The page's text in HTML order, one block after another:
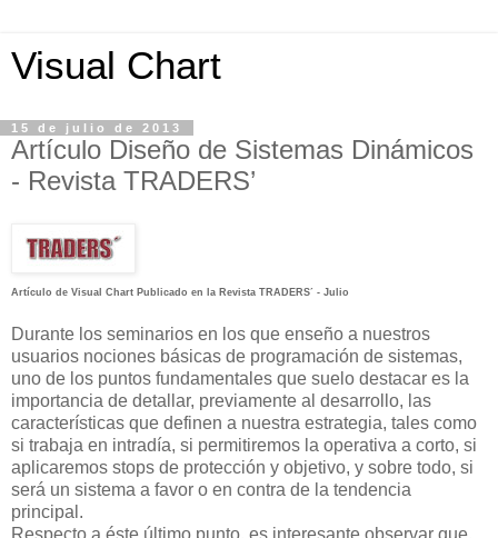
Visual Chart
15 de julio de 2013
Artículo Diseño de Sistemas Dinámicos
- Revista TRADERS’
Artículo de Visual Chart Publicado en la Revista TRADERS´ - Julio
Durante los seminarios en los que enseño a nuestros
usuarios nociones básicas de programación de sistemas,
uno de los puntos fundamentales que suelo destacar es la
importancia de detallar, previamente al desarrollo, las
características que definen a nuestra estrategia, tales como
si trabaja en intradía, si permitiremos la operativa a corto, si
aplicaremos stops de protección y objetivo, y sobre todo, si
será un sistema a favor o en contra de la tendencia
principal.
Respecto a éste último punto, es interesante observar que,